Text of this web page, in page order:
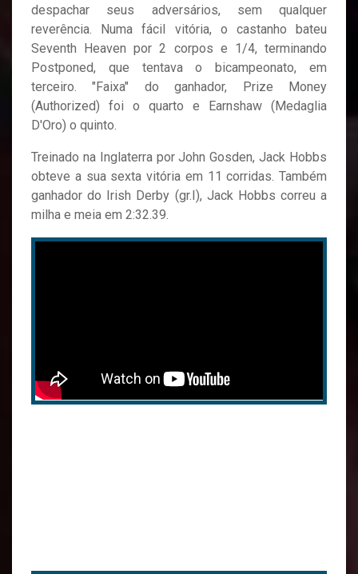
despachar seus adversários, sem qualquer
reverência. Numa fácil vitória, o castanho bateu
Seventh Heaven por 2 corpos e 1/4, terminando
Postponed, que tentava o bicampeonato, em
terceiro. "Faixa" do ganhador, Prize Money
(Authorized) foi o quarto e Earnshaw (Medaglia
D'Oro) o quinto.
Treinado na Inglaterra por John Gosden, Jack Hobbs
obteve a sua sexta vitória em 11 corridas. Também
ganhador do Irish Derby (gr.I), Jack Hobbs correu a
milha e meia em 2:32.39.